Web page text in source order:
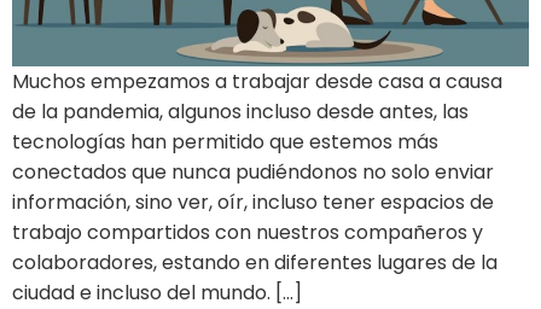
Muchos empezamos a trabajar desde casa a causa
de la pandemia, algunos incluso desde antes, las
tecnologías han permitido que estemos más
conectados que nunca pudiéndonos no solo enviar
información, sino ver, oír, incluso tener espacios de
trabajo compartidos con nuestros compañeros y
colaboradores, estando en diferentes lugares de la
ciudad e incluso del mundo. […]